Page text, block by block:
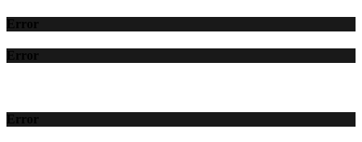
Error
Error
Error